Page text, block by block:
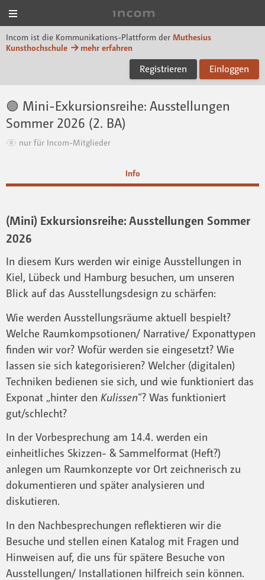
Incom ist die Kommunikations-Plattform der Muthesius
Kunsthochschule
mehr erfahren
Registrieren Einloggen
🟢 Mini-Exkursionsreihe: Ausstellungen
Sommer 2026 (2. BA)
nur für Incom-Mitglieder
Info
(Mini) Exkursionsreihe: Ausstellungen Sommer
2026
In diesem Kurs werden wir einige Ausstellungen in
Kiel, Lübeck und Hamburg besuchen, um unseren
Blick auf das Ausstellungsdesign zu schärfen:
Wie werden Ausstellungsräume aktuell bespielt?
Welche Raumkompsotionen/ Narrative/ Exponattypen
finden wir vor? Wofür werden sie eingesetzt? Wie
lassen sie sich kategorisieren? Welcher (digitalen)
Techniken bedienen sie sich, und wie funktioniert das
Exponat „hinter den Kulissen“? Was funktioniert
gut/schlecht?
In der Vorbesprechung am 14.4. werden ein
einheitliches Skizzen- & Sammelformat (Heft?)
anlegen um Raumkonzepte vor Ort zeichnerisch zu
dokumentieren und später analysieren und
diskutieren.
In den Nachbesprechungen reflektieren wir die
Besuche und stellen einen Katalog mit Fragen und
Hinweisen auf, die uns für spätere Besuche von
Ausstellungen/ Installationen hilfreich sein können.